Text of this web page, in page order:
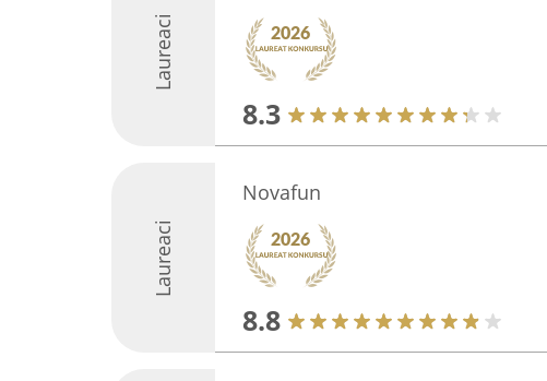
Laureaci
8.3
Laureaci
Novafun
8.8